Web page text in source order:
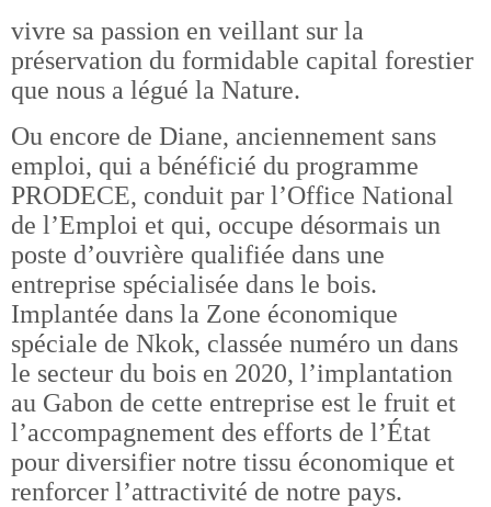
vivre sa passion en veillant sur la
préservation du formidable capital forestier
que nous a légué la Nature.
Ou encore de Diane, anciennement sans
emploi, qui a bénéficié du programme
PRODECE, conduit par l’Office National
de l’Emploi et qui, occupe désormais un
poste d’ouvrière qualifiée dans une
entreprise spécialisée dans le bois.
Implantée dans la Zone économique
spéciale de Nkok, classée numéro un dans
le secteur du bois en 2020, l’implantation
au Gabon de cette entreprise est le fruit et
l’accompagnement des efforts de l’État
pour diversifier notre tissu économique et
renforcer l’attractivité de notre pays.